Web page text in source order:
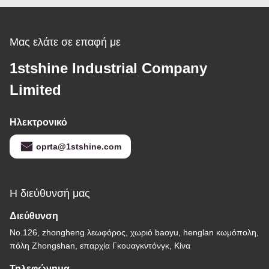
Μας ελάτε σε επαφή με
1stshine Industrial Company
Limited
Ηλεκτρονικό
oprta@1stshine.com
Η διεύθυνσή μας
Διεύθυνση
No.126, zhongheng λεωφόρος, χωριό baoyu, henglan κωμόπολη,
πόλη Zhongshan, επαρχία Γκουαγκντόνγκ, Κίνα